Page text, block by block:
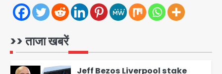
>> ताजा खबरें
1
colombia earthquake: रिक्टर
महसूस
Jeff Bezos Liverpool stake